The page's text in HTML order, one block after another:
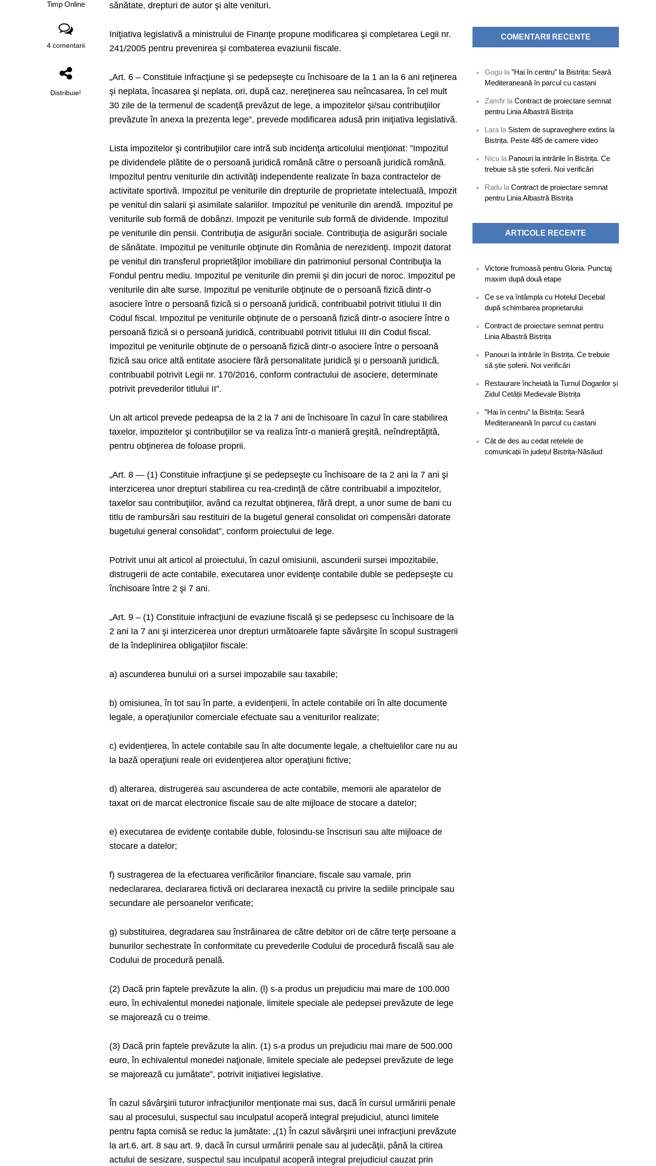
Timp Online
4 comentarii
Distribuie!
sănătate, drepturi de autor şi alte venituri.
Iniţiativa legislativă a ministrului de Finanţe propune modificarea şi completarea Legii nr.
241/2005 pentru prevenirea şi combaterea evaziunii fiscale.
„Art. 6 – Constituie infracţiune şi se pedepseşte cu închisoare de la 1 an la 6 ani reţinerea
şi neplata, încasarea şi neplata, ori, după caz, nereţinerea sau neîncasarea, în cel mult
30 zile de la termenul de scadenţă prevăzut de lege, a impozitelor şi/sau contribuţiilor
prevăzute în anexa la prezenta lege”, prevede modificarea adusă prin iniţiativa legislativă.
Lista impozitelor şi contribuţiilor care intră sub incidenţa articolului menţionat: ”Impozitul
pe dividendele plătite de o persoană juridică română către o persoană juridică română.
Impozitul pentru veniturile din activităţi independente realizate în baza contractelor de
activitate sportivă. Impozitul pe veniturile din drepturile de proprietate intelectuală, Impozit
pe venitul din salarii şi asimilate salariilor. Impozitul pe veniturile din arendă. Impozitul pe
veniturile sub formă de dobânzi. Impozit pe veniturile sub formă de dividende. Impozitul
pe veniturile din pensii. Contribuţia de asigurări sociale. Contribuţia de asigurări sociale
de sănătate. Impozitul pe veniturile obţinute din România de nerezidenţi. Impozit datorat
pe venitul din transferul proprietăţilor imobiliare din patrimoniul personal Contribuţia la
Fondul pentru mediu. Impozitul pe veniturile din premii şi din jocuri de noroc. Impozitul pe
veniturile din alte surse. Impozitul pe veniturile obţinute de o persoană fizică dintr-o
asociere între o persoană fizică si o persoană juridică, contribuabil potrivit titlului II din
Codul fiscal. Impozitul pe veniturile obţinute de o persoană fizică dintr-o asociere între o
persoană fizică si o persoană juridică, contribuabil potrivit titlului III din Codul fiscal.
Impozitul pe veniturile obţinute de o persoană fizică dintr-o asociere între o persoană
fizică sau orice altă entitate asociere fără personalitate juridică şi o persoană juridică,
contribuabil potrivit Legii nr. 170/2016, conform contractului de asociere, determinate
potrivit prevederilor titlului II”.
Un alt articol prevede pedeapsa de la 2 la 7 ani de închisoare în cazul în care stabilirea
taxelor, impozitelor şi contribuţiilor se va realiza într-o manieră greşită, neîndreptăţită,
pentru obţinerea de foloase proprii.
„Art. 8 — (1) Constituie infracţiune şi se pedepseşte cu închisoare de Ia 2 ani la 7 ani şi
interzicerea unor drepturi stabilirea cu rea-credinţă de către contribuabil a impozitelor,
taxelor sau contribuţiilor, având ca rezultat obţinerea, fără drept, a unor sume de bani cu
titlu de rambursări sau restituiri de la bugetul general consolidat ori compensări datorate
bugetului general consolidat”, conform proiectului de lege.
Potrivit unui alt articol al proiectului, în cazul omisiunii, ascunderii sursei impozitabile,
distrugerii de acte contabile, executarea unor evidenţe contabile duble se pedepseşte cu
închisoare între 2 şi 7 ani.
„Art. 9 – (1) Constituie infracţiuni de evaziune fiscală şi se pedepsesc cu închisoare de la
2 ani Ia 7 ani şi interzicerea unor drepturi următoarele fapte săvârşite în scopul sustragerii
de la îndeplinirea obligaţiilor fiscale:
a) ascunderea bunului ori a sursei impozabile sau taxabile;
b) omisiunea, în tot sau în parte, a evidenţierii, în actele contabile ori în alte documente
legale, a operaţiunilor comerciale efectuate sau a veniturilor realizate;
c) evidenţierea, în actele contabile sau în alte documente legale, a cheltuielilor care nu au
la bază operaţiuni reale ori evidenţierea altor operaţiuni fictive;
d) alterarea, distrugerea sau ascunderea de acte contabile, memorii ale aparatelor de
taxat ori de marcat electronice fiscale sau de alte mijloace de stocare a datelor;
e) executarea de evidenţe contabile duble, folosindu-se înscrisuri sau alte mijloace de
stocare a datelor;
f) sustragerea de la efectuarea verificărilor financiare, fiscale sau vamale, prin
nedeclararea, declararea fictivă ori declararea inexactă cu privire la sediile principale sau
secundare ale persoanelor verificate;
g) substituirea, degradarea sau înstrăinarea de către debitor ori de către terţe persoane a
bunurilor sechestrate în conformitate cu prevederile Codului de procedură fiscală sau ale
Codului de procedură penală.
(2) Dacă prin faptele prevăzute la alin. (l) s-a produs un prejudiciu mai mare de 100.000
euro, în echivalentul monedei naţionale, limitele speciale ale pedepsei prevăzute de lege
se majorează cu o treime.
(3) Dacă prin faptele prevăzute la alin. (1) s-a produs un prejudiciu mai mare de 500.000
euro, în echivalentul monedei naţionale, limitele speciale ale pedepsei prevăzute de lege
se majorează cu jumătate”, potrivit iniţiativei legislative.
În cazul săvârşirii tuturor infracţiunilor menţionate mai sus, dacă în cursul urmăririi penale
sau al procesului, suspectul sau inculpatul acoperă integral prejudiciul, atunci limitele
pentru fapta comisă se reduc la jumătate: „(1) În cazul săvârşirii unei infracţiuni prevăzute
la art.6, art. 8 sau art. 9, dacă în cursul urmăririi penale sau al judecăţii, până la citirea
actului de sesizare, suspectul sau inculpatul acoperă integral prejudiciul cauzat prin
COMENTARII RECENTE
Gogu la”Hai în centru” la Bistrița: Seară
Mediteraneană în parcul cu castani
Zamfir laContract de proiectare semnat
pentru Linia Albastră Bistrița
Lara la Sistem de supraveghere extins la
Bistrița. Peste 485 de camere video
Nicu la Panouri la intrările în Bistrița. Ce
trebuie să știe șoferii. Noi verificări
Radu laContract de proiectare semnat
pentru Linia Albastră Bistrița
ARTICOLE RECENTE
Victorie frumoasă pentru Gloria. Punctaj
maxim după două etape
Ce se va întâmpla cu Hotelul Decebal
după schimbarea proprietarului
Contract de proiectare semnat pentru
Linia Albastră Bistrița
Panouri la intrările în Bistrița. Ce trebuie
să știe șoferii. Noi verificări
Restaurare încheiată la Turnul Dogarilor și
Zidul Cetății Medievale Bistrița
”Hai în centru” la Bistrița: Seară
Mediteraneană în parcul cu castani
Cât de des au cedat rețelele de
comunicații în județul Bistrița-Năsăud